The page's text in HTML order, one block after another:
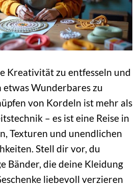
Kreativität zu entfesseln und
Wunderbares zu
von Kordeln ist mehr als
– es ist eine Reise in
Texturen und unendlichen
Stell dir vor, du
Bänder, die deine Kleidung
liebevoll verzieren